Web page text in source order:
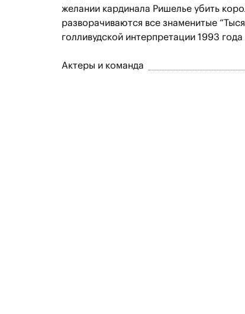
желании кардинала Ришелье убить
разворачиваются все знаменитые
голливудской интерпретации 1993
Актеры и команда